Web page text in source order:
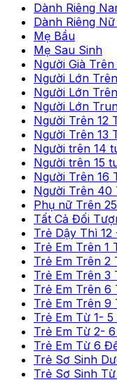
Dành Riêng
Dành Riêng Nữ
Mẹ Bầu
Mẹ Sau Sinh
Người Già
Người Lớn
Người Lớn
Người Lớn
Người Trên 12
Người Trên 13
Người trên 14
Người trên 15
Người Trên 16
Người Trên 40
Phụ nữ Trên
Tất Cả Đối
Trẻ Dậy Thì 12
Trẻ Em Trên 1
Trẻ Em Trên 2
Trẻ Em Trên 3
Trẻ Em Trên 6
Trẻ Em Trên 9
Trẻ Em Từ 1- 5
Trẻ Em Từ 2-
Trẻ Em Từ 6
Trẻ Sơ Sinh
Trẻ Sơ Sinh